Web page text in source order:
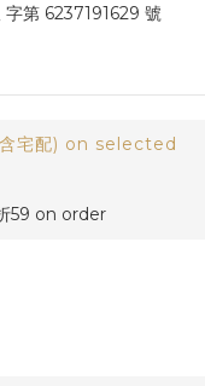
第 6237191629 號
宅配) on selected
59 on order